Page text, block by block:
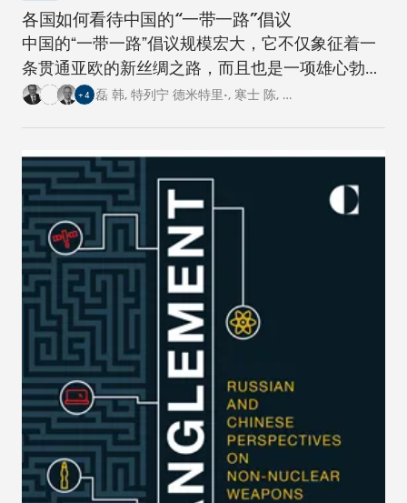
各国如何看待中国的“一带一路”倡议
中国的“一带一路”倡议规模宏大，它不仅象征着一
条贯通亚欧的新丝绸之路，而且也是一项雄心勃勃
的跨国基础设施建设工程。对此，卡内基四个研究
+4 磊 韩, 特列宁 德米特里•, 寒士 陈, …